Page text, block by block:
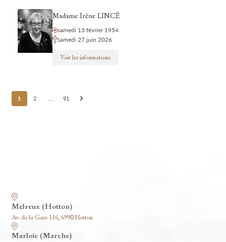
Madame Irène LINCÉ
samedi 13 février 1954
samedi 27 juin 2026
Voir les informations
Posts
pagination
1 2 91
Melreux (Hotton)
Av. de la Gare 116, 6990 Hotton
Marloie (Marche)